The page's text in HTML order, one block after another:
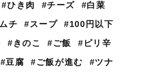
#ひき肉 #チーズ
#白菜
チ #スープ
#100円以下
#きのこ #ご飯
#ピリ辛
#豆腐 #ご飯が進む
#ツナ